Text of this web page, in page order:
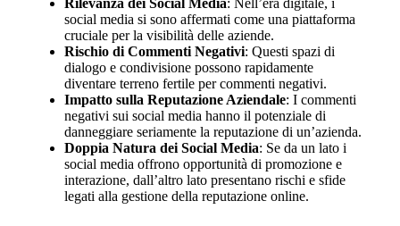
Rilevanza dei Social Media: Nell’era digitale, i
social media si sono affermati come una piattaforma
cruciale per la visibilità delle aziende.
Rischio di Commenti Negativi: Questi spazi di
dialogo e condivisione possono rapidamente
diventare terreno fertile per commenti negativi.
Impatto sulla Reputazione Aziendale: I commenti
negativi sui social media hanno il potenziale di
danneggiare seriamente la reputazione di un’azienda.
Doppia Natura dei Social Media: Se da un lato i
social media offrono opportunità di promozione e
interazione, dall’altro lato presentano rischi e sfide
legati alla gestione della reputazione online.